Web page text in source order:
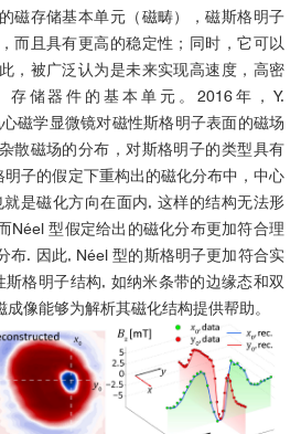
磁存储基本单元（磁畴），磁斯格明子
而且具有更高的稳定性；同时，它可以
，被广泛认为是未来实现高速度，高密
存储器件的基本单元。2016年，Y.
磁学显微镜对磁性斯格明子表面的磁场
散磁场的分布，对斯格明子的类型具有
子的假定下重构出的磁化分布中，中心
是磁化方向在面内, 这样的结构无法形
Néel 型假定给出的磁化分布更加符合理
布. 因此, Néel 型的斯格明子更加符合实
格明子结构, 如纳米条带的边缘态和双
像能够为解析其磁化结构提供帮助。